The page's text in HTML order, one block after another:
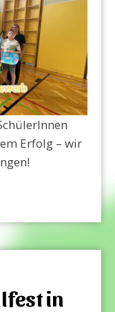
Erfolg – wir
in